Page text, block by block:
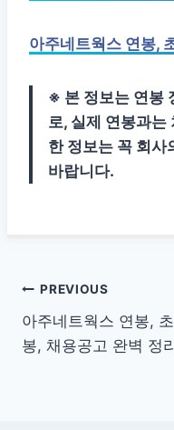
아주네트웍스 연봉,
※ 본 정보는 연봉
로, 실제 연봉과는
한 정보는 꼭 회사
바랍니다.
글
탐
PREVIOUS
아주네트웍스 연봉, 초
봉, 채용공고 완벽 정